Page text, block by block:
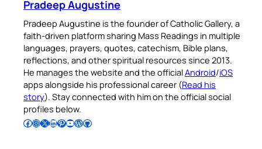
Pradeep Augustine
Pradeep Augustine is the founder of Catholic Gallery, a
faith-driven platform sharing Mass Readings in multiple
languages, prayers, quotes, catechism, Bible plans,
reflections, and other spiritual resources since 2013.
He manages the website and the officialAndroid/iOS
apps alongside his professional career (Read his
story). Stay connected with him on the official social
profiles below.
Follow Pradeep on Facebook Follow Pradeep on InstagramFollow Pradeep on X Follow Pradeep on LinkedIn Follow Pradeep on Pinterest Subscribe to Pradeep’s Youtube Channel Follow Pradeep on WordPress Follow Pradeep on GitHub